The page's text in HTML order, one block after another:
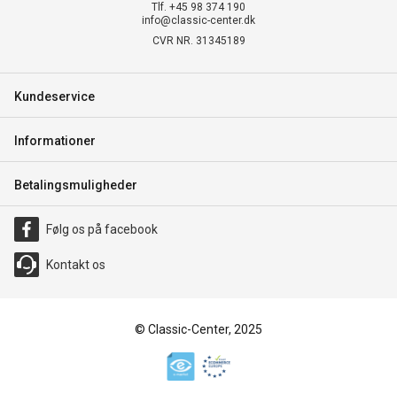
Tlf. +45 98 374 190
info@classic-center.dk
CVR NR. 31345189
Kundeservice
Informationer
Betalingsmuligheder
Følg os på facebook
Kontakt os
© Classic-Center, 2025